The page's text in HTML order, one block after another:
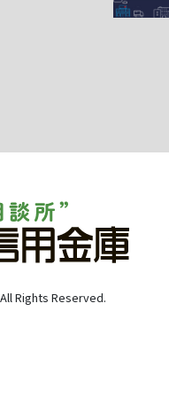
Rights Reserved.